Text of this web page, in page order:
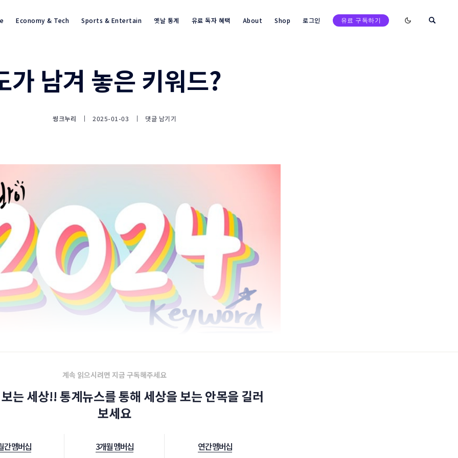
Economy & Tech Sports & Entertain 옛날 통계 유료 독자 혜택 About Shop 로그인 유료 구독하기 Enable dark mode
통계뉴스(www.statnews.net) 검색
남겨 놓은 키워드?
씽크누리 2025-01-03 댓글 남기기
계속 읽으시려면 지금 구독해주세요
는 세상!! 통계뉴스를 통해 세상을 보는 안목을 길러
보세요
간 멤버십 3개월 멤버십 연간 멤버십